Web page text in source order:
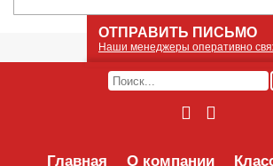
Главная О компании
ОТПРАВИТЬ ПИСЬМО
Наши менеджеры оперативно
Оставьте Ваше сообщение
его получим по e-mail и